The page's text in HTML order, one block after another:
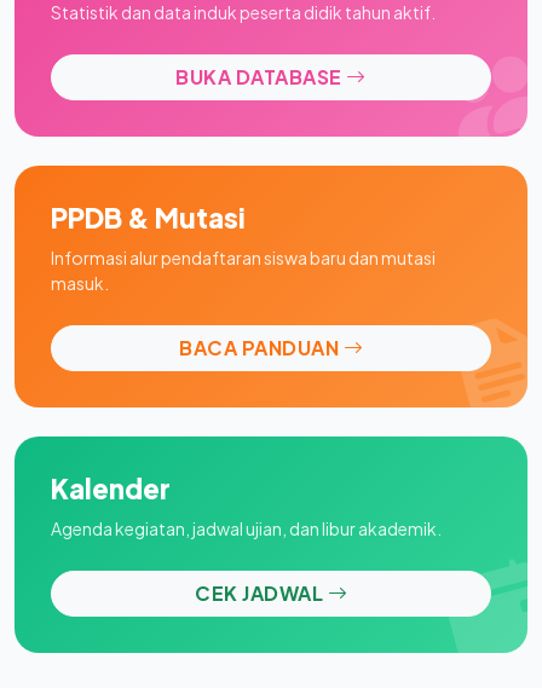
Statistik dan data induk peserta didik tahun aktif.
BUKA DATABASE
PPDB & Mutasi
Informasi alur pendaftaran siswa baru dan mutasi
masuk.
BACA PANDUAN
Kalender
Agenda kegiatan, jadwal ujian, dan libur akademik.
CEK JADWAL